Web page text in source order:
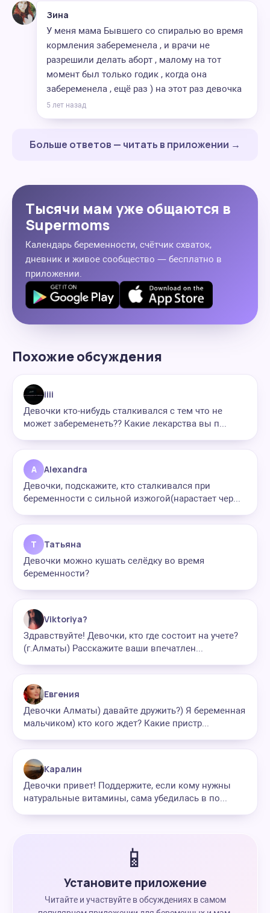
Зина
У меня мама Бывшего со спиралью во время
кормления забеременела , и врачи не
разрешили делать аборт , малому на тот
момент был только годик , когда она
забеременела , ещё раз ) на этот раз девочка
5 лет назад
Больше ответов — читать в приложении →
Тысячи мам уже общаются в
Supermoms
Календарь беременности, счётчик схваток,
дневник и живое сообщество — бесплатно в
приложении.
Похожие обсуждения
iiii
Девочки кто-нибудь сталкивался с тем что не
может забеременеть?? Какие лекарства вы п...
A Alexandra
Девочки, подскажите, кто сталкивался при
беременности с сильной изжогой(нарастает чер...
Т Татьяна
Девочки можно кушать селёдку во время
беременности?
Viktoriya?
Здравствуйте! Девочки, кто где состоит на учете?
(г.Алматы) Расскажите ваши впечатлен...
Евгения
Девочки Алматы) давайте дружить?) Я беременная
мальчиком) кто кого ждет? Какие пристр...
Каралин
Девочки привет! Поддержите, если кому нужны
натуральные витамины, сама убедилась в по...
📱
Установите приложение
Читайте и участвуйте в обсуждениях в самом